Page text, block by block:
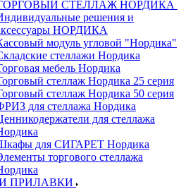
СТЕЛЛАЖ НОРДИКА
решения и
НОРДИКА
модуль угловой "Нордика"
стеллажи Нордика
мебель Нордика
стеллаж Нордика 25 серия
стеллаж Нордика 50 серия
для стеллажа Нордика
для стеллажа
для СИГАРЕТ Нордика
торгового стеллажа
ПРИЛАВКИ